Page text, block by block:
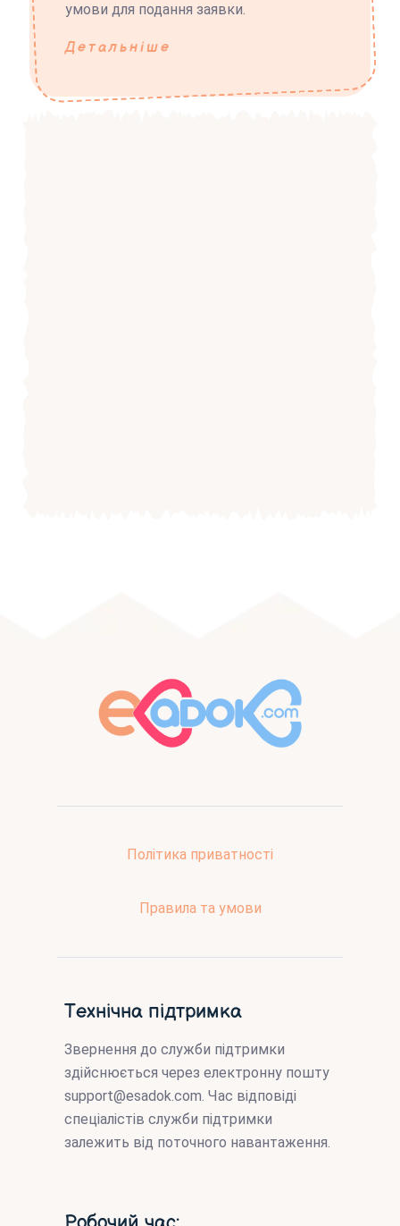
умови для подання заявки.
Детальніше
Політика приватності
Правила та умови
Технічна підтримка
Звернення до служби підтримки
здійснюється через електронну пошту
support@esadok.com. Час відповіді
спеціалістів служби підтримки
залежить від поточного навантаження.